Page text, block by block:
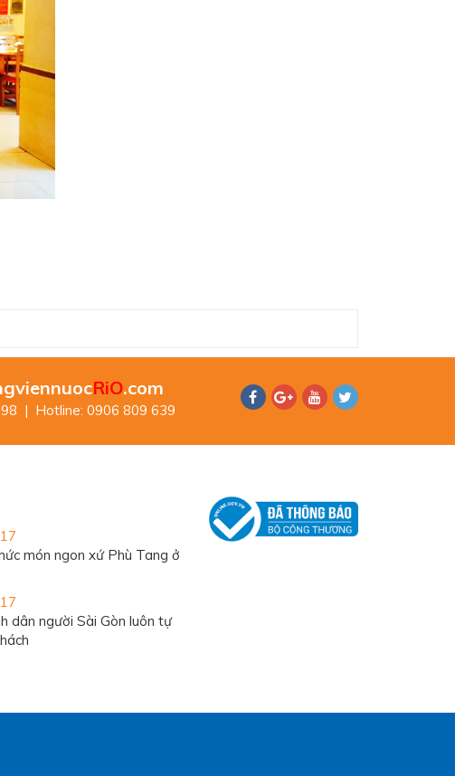
RiO.com
| Hotline: 0906 809 639
món ngon xứ Phù Tang ở
dân người Sài Gòn luôn tự